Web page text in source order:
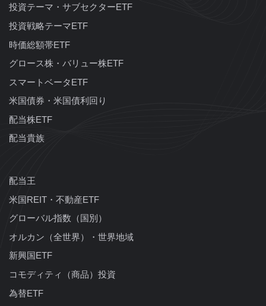
投資テーマ・サブセクターETF
投資戦略テーマETF
時価総額帯ETF
グロース株・バリュー株ETF
スマートベータETF
米国債券・米国債利回り
配当株ETF
配当貴族
配当王
米国REIT・不動産ETF
グローバル指数（国別）
オルカン（全世界）・世界地域
新興国ETF
コモディティ（商品）投資
為替ETF